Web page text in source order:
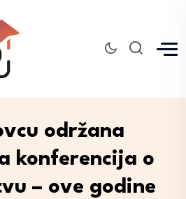
održana
konferencija o
– ove godine